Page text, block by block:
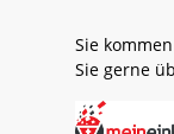
Sie
Sie gerne